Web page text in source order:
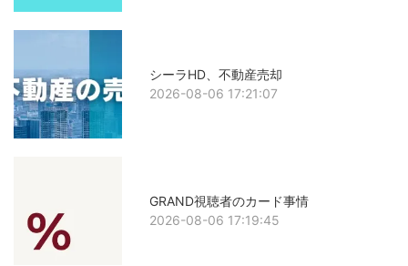
シーラHD、不動産売却
2026-08-06 17:21:07
GRAND視聴者のカード事情
2026-08-06 17:19:45